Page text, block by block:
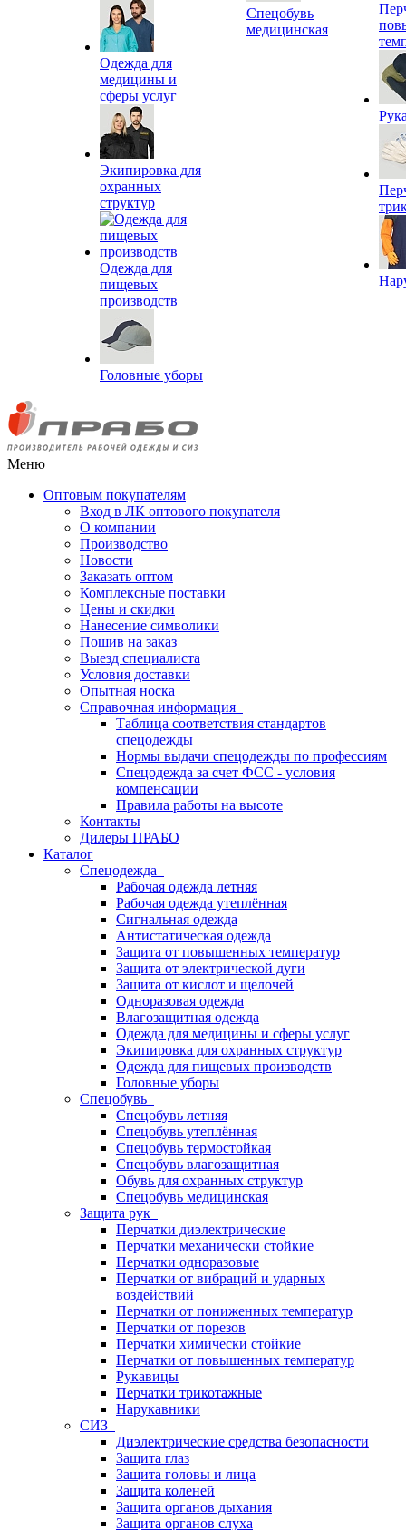
Одежда для
медицины и
сферы услуг
Экипировка для
охранных
структур
Одежда для
пищевых
производств
Головные уборы
Спецобувь
медицинская
Меню
Оптовым покупателям
Вход в ЛК оптового покупателя
О компании
Производство
Новости
Заказать оптом
Комплексные поставки
Цены и скидки
Нанесение символики
Пошив на заказ
Выезд специалиста
Условия доставки
Опытная носка
Справочная информация
Таблица соответствия стандартов
спецодежды
Нормы выдачи спецодежды по профессиям
Спецодежда за счет ФСС - условия
компенсации
Правила работы на высоте
Контакты
Дилеры ПРАБО
Каталог
Спецодежда
Рабочая одежда летняя
Рабочая одежда утеплённая
Сигнальная одежда
Антистатическая одежда
Защита от повышенных температур
Защита от электрической дуги
Защита от кислот и щелочей
Одноразовая одежда
Влагозащитная одежда
Одежда для медицины и сферы услуг
Экипировка для охранных структур
Одежда для пищевых производств
Головные уборы
Спецобувь
Спецобувь летняя
Спецобувь утеплённая
Спецобувь термостойкая
Спецобувь влагозащитная
Обувь для охранных структур
Спецобувь медицинская
Защита рук
Перчатки диэлектрические
Перчатки механически стойкие
Перчатки одноразовые
Перчатки от вибраций и ударных
воздействий
Перчатки от пониженных температур
Перчатки от порезов
Перчатки химически стойкие
Перчатки от повышенных температур
Рукавицы
Перчатки трикотажные
Нарукавники
СИЗ
Диэлектрические средства безопасности
Защита глаз
Защита головы и лица
Защита коленей
Защита органов дыхания
Защита органов слуха